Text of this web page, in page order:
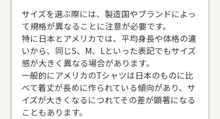
サイズを選ぶ際には、製造国やブランドによっ
て規格が異なることに注意が必要です。
特に日本とアメリカでは、平均身長や体格の違
いから、同じS、M、Lといった表記でもサイズ
感が大きく異なる場合があります。
一般的にアメリカのTシャツは日本のものに比
べて着丈が長めに作られている傾向があり、サ
イズが大きくなるにつれてその差が顕著になる
こともあります。